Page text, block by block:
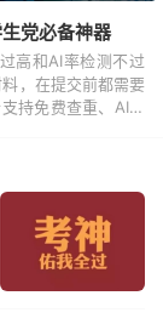
党必备神器
高和AI率检测不过
，在提交前都需要
持免费查重、AI检